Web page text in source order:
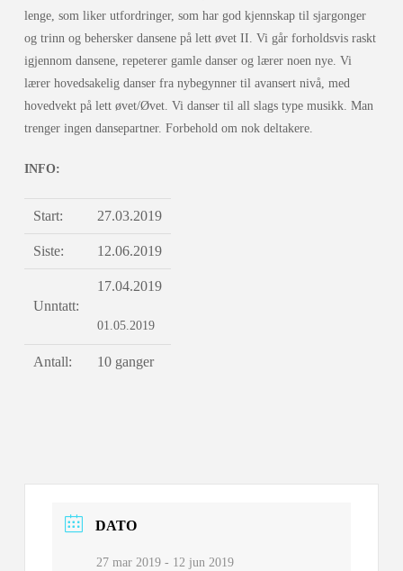
lenge, som liker utfordringer, som har god kjennskap til sjargonger
og trinn og behersker dansene på lett øvet II. Vi går forholdsvis raskt
igjennom dansene, repeterer gamle danser og lærer noen nye. Vi
lærer hovedsakelig danser fra nybegynner til avansert nivå, med
hovedvekt på lett øvet/Øvet. Vi danser til all slags type musikk. Man
trenger ingen dansepartner. Forbehold om nok deltakere.
INFO:
Start: 27.03.2019
Siste: 12.06.2019
Unntatt:
17.04.2019
01.05.2019
Antall: 10 ganger
DATO
27 mar 2019- 12 jun 2019